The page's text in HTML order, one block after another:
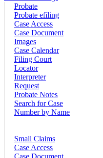
Probate
Probate efiling
Case Access
Case Document
Images
Case Calendar
Filing Court
Locator
Interpreter
Request
Probate Notes
Search for Case
Number by Name
Small Claims
Case Access
Case Document